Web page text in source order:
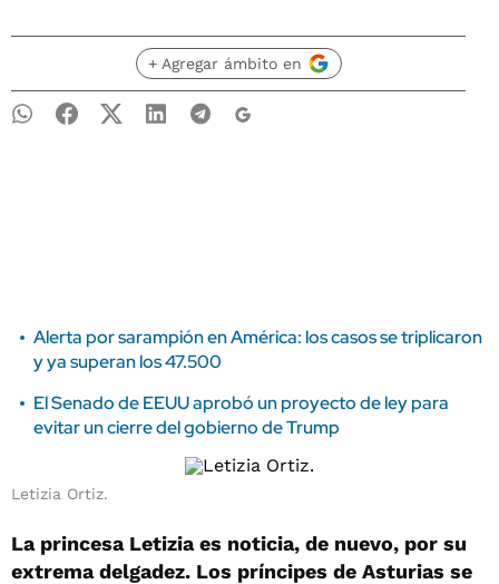
+ Agregar ámbito en
Alerta por sarampión en América: los casos se triplicaron
y ya superan los 47.500
El Senado de EEUU aprobó un proyecto de ley para
evitar un cierre del gobierno de Trump
Letizia Ortiz.
La princesa Letizia es noticia, de nuevo, por su
extrema delgadez. Los príncipes de Asturias se